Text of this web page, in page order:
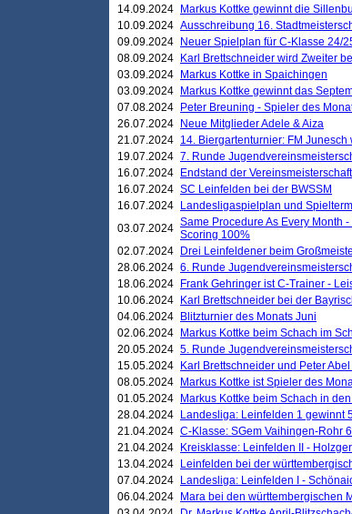
14.09.2024
Markus Kottke gewinnt die
10.09.2024 Ausschreibung 16.
09.09.2024
Neuer Spielplan für C-Klasse 24/
08.09.2024
Karl Brettschneider wird Zweiter
03.09.2024
Markus Kottke in Spaichingen
03.09.2024
Markus Kottke gewinnt das
07.08.2024
Peter Breuning - Spieler des
26.07.2024
Neue Mitglieder Adele & Aiza
21.07.2024 14. Biergartenturnier: FM
19.07.2024 7. Runde
16.07.2024
Endstand der
16.07.2024 SC Leinfelden bei der BWSSM
16.07.2024
Landesligaspielplan und
03.07.2024 Same Procedure As Every Month
Scoring 100%
02.07.2024
Drei Leinfeldener beim
28.06.2024 6. Runde
18.06.2024
Frank Gehringer ist C-Trainer -
10.06.2024
Karl Brettschneider bei der
04.06.2024
Blitzturnier des Monats Juni
02.06.2024
Markus Kottke beim Schach im
20.05.2024 5. Runde
15.05.2024
Karl Brettschneider und Peter
08.05.2024
Markus Kottke ist Spieler des
01.05.2024
Markus Kottke beim Schach in
28.04.2024
Landesliga: Leinfelden 1 gewinnt
21.04.2024 C-Klasse: SGem Vaihingen-Rohr
21.04.2024
Kreisklasse: Leinfelden II -
13.04.2024
Leinfelden bei der
07.04.2024
Landesliga: Leinfelden I -
06.04.2024
Mara bei den württembergischen